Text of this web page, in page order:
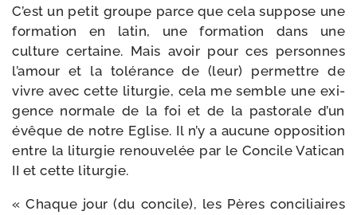
C’est un petit groupe parce que cela sup­pose une
for­ma­tion en latin, une for­ma­tion dans une
culture cer­taine. Mais avoir pour ces per­sonnes
l’amour et la tolé­rance de (leur) per­mettre de
vivre avec cette litur­gie, cela me semble une exi­
gence nor­male de la foi et de la pas­to­rale d’un
évêque de notre Eglise. Il n’y a aucune oppo­si­tion
entre la litur­gie renou­ve­lée par le Concile Vatican
II et cette liturgie.
« Chaque jour (du concile), les Pères conci­liaires